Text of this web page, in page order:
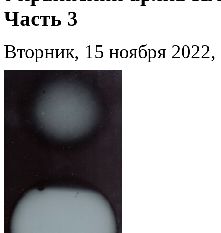
Часть 3
Вторник, 15 ноября 2022,